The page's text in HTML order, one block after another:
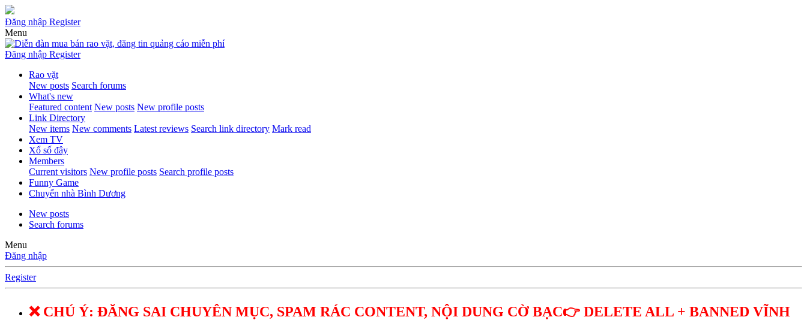
Đăng nhập Register
Menu
Đăng nhập Register
Rao vặt
New posts Search forums
What's new
Featured content New posts New profile posts
Link Directory
New items New comments Latest reviews Search link directory Mark read
Xem TV
Xổ số đây
Members
Current visitors New profile posts Search profile posts
Funny Game
Chuyển nhà Bình Dương
New posts
Search forums
Menu
Đăng nhập
Register
❌ CHÚ Ý: ĐĂNG SAI CHUYÊN MỤC, SPAM RÁC CONTENT, NỘI DUNG CỜ BẠC👉 DELETE ALL + BANNED VĨNH